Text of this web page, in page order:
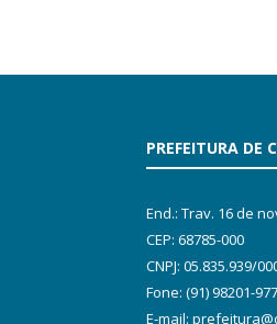
PREFEITURA DE
End.: Trav. 16 de
CEP: 68785-000
CNPJ: 05.835.939/
Fone: (91) 98201-
E-mail: